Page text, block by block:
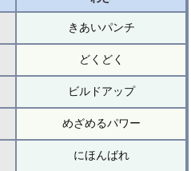
きあいパンチ
どくどく
ビルドアップ
めざめるパワー
にほんばれ